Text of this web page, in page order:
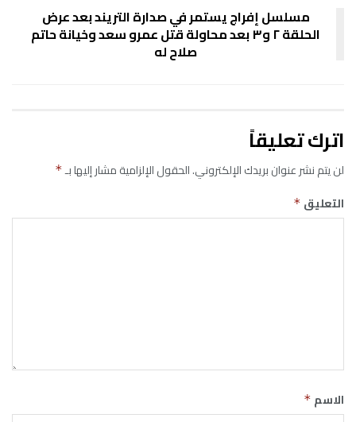
مسلسل إفراج يستمر في صدارة التريند بعد عرض
الحلقة ٢ و٣ بعد محاولة قتل عمرو سعد وخيانة حاتم
صلاح له
اترك تعليقاً
لن يتم نشر عنوان بريدك الإلكتروني.الحقول الإلزامية مشار إليها بـ*
التعليق *
الاسم *